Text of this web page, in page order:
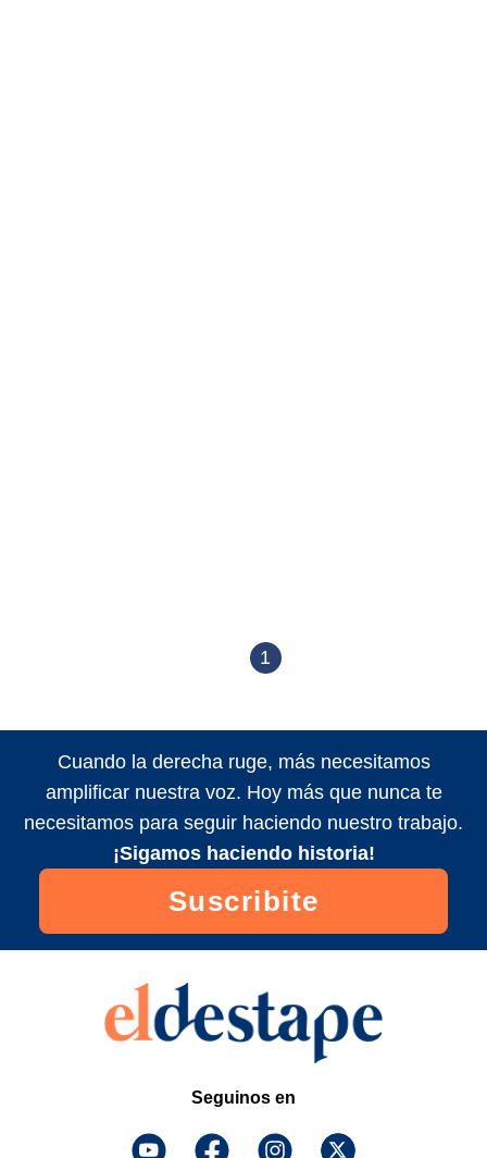
1
Cuando la derecha ruge, más necesitamos
amplificar nuestra voz. Hoy más que nunca te
necesitamos para seguir haciendo nuestro trabajo.
¡Sigamos haciendo historia!
Suscribite
Seguinos en